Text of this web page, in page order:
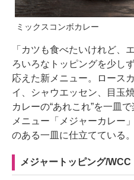
ミックスコンボカレー
「カツも食べたいけれど、
ろいろなトッピングを少し
応えた新メニュー。ロース
イ、シャウエッセン、目玉
カレーの“あれこれ”を一皿
メニュー「メジャーカレー
のある一皿に仕立てている。
メジャートッピング/